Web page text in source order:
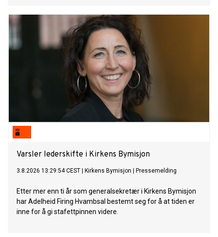
Varsler lederskifte i Kirkens Bymisjon
3.8.2026 13:29:54 CEST Kirkens Bymisjon Pressemelding
Etter mer enn ti år som generalsekretær i Kirkens Bymisjon
har Adelheid Firing Hvambsal bestemt seg for å at tiden er
inne for å gi stafettpinnen videre.